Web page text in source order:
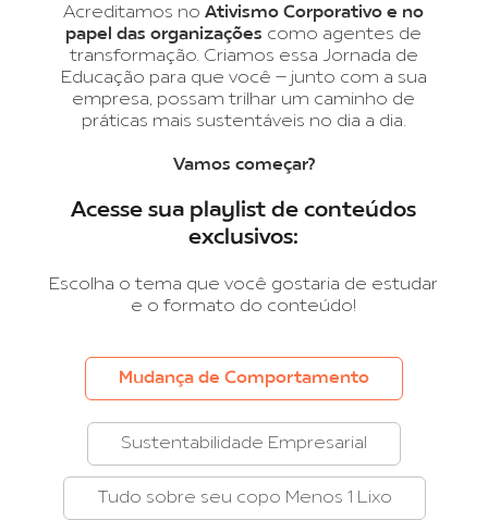
Acreditamos noAtivismo Corporativo e no
papel das organizações como agentes de
transformação. Criamos essa Jornada de
Educação para que você – junto com a sua
empresa, possam trilhar um caminho de
práticas mais sustentáveis no dia a dia.
Vamos começar?
Acesse sua playlist de conteúdos
exclusivos:
Escolha o tema que você gostaria de estudar
e o formato do conteúdo!
Mudança de Comportamento
Sustentabilidade Empresarial
Tudo sobre seu copo Menos 1 Lixo